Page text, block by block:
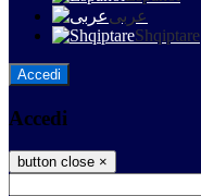
عربى
Shqiptare
Accedi
Accedi
button close ×